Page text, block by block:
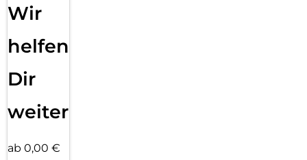
Wir
helfen
Dir
weiter
ab 0,00 €